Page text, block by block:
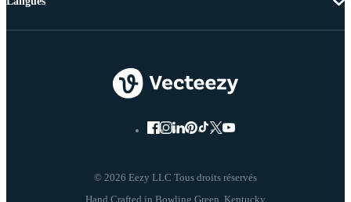
© 2026 Eezy LLC Tous droits réservés